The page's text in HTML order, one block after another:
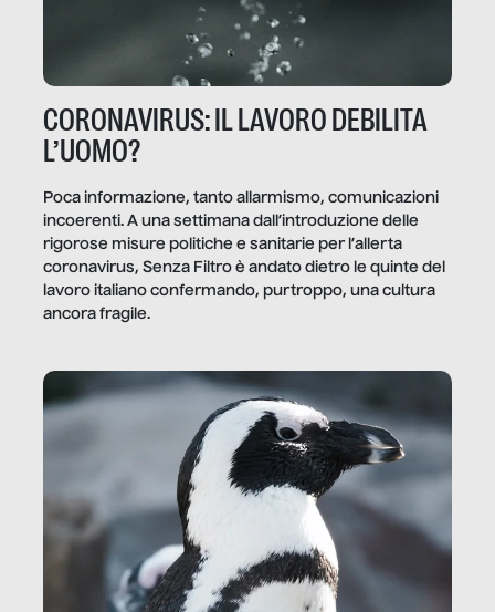
CORONAVIRUS: IL LAVORO DEBILITA
L’UOMO?
Poca informazione, tanto allarmismo, comunicazioni
incoerenti. A una settimana dall’introduzione delle
rigorose misure politiche e sanitarie per l’allerta
coronavirus, Senza Filtro è andato dietro le quinte del
lavoro italiano confermando, purtroppo, una cultura
ancora fragile.